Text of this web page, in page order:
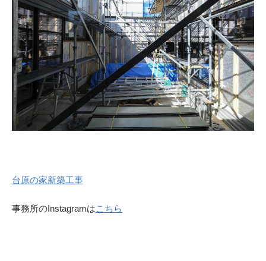
台原の家新築工事
事務所のInstagramはこちら